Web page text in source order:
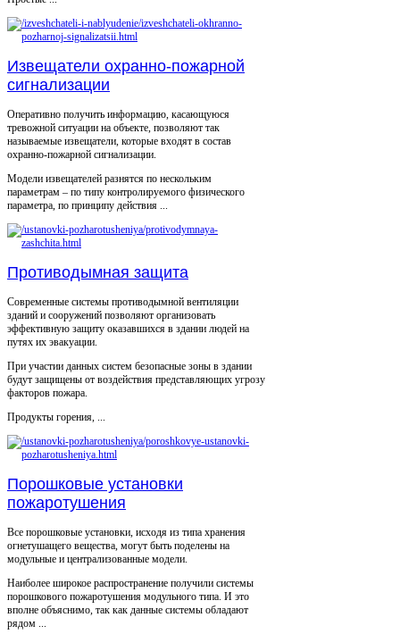
Извещатели охранно-пожарной
сигнализации
Оперативно получить информацию, касающуюся
тревожной ситуации на объекте, позволяют так
называемые извещатели, которые входят в состав
охранно-пожарной сигнализации.
Модели извещателей разнятся по нескольким
параметрам – по типу контролируемого физического
параметра, по принципу действия ...
Противодымная защита
Современные системы противодымной вентиляции
зданий и сооружений позволяют организовать
эффективную защиту оказавшихся в здании людей на
путях их эвакуации.
При участии данных систем безопасные зоны в здании
будут защищены от воздействия представляющих угрозу
факторов пожара.
Продукты горения, ...
Порошковые установки
пожаротушения
Все порошковые установки, исходя из типа хранения
огнетушащего вещества, могут быть поделены на
модульные и централизованные модели.
Наиболее широкое распространение получили системы
порошкового пожаротушения модульного типа. И это
вполне объяснимо, так как данные системы обладают
рядом ...